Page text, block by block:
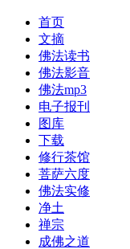
首页
文摘
佛法读书
佛法影音
佛法mp3
电子报刊
图库
下载
修行茶馆
菩萨六度
佛法实修
净土
禅宗
成佛之道